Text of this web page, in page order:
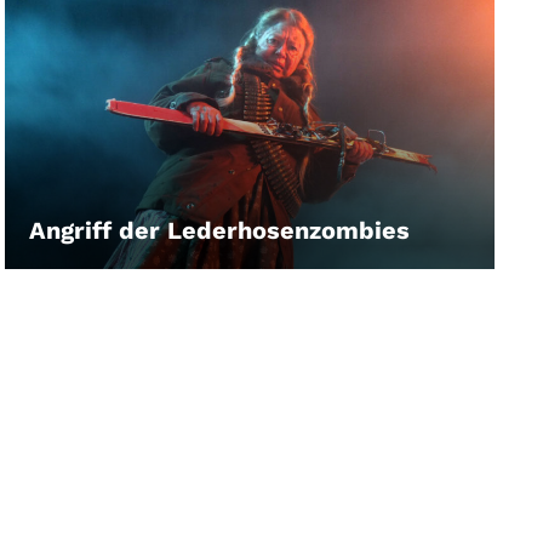
Angriff der Lederhosenzombies
LEIHEN